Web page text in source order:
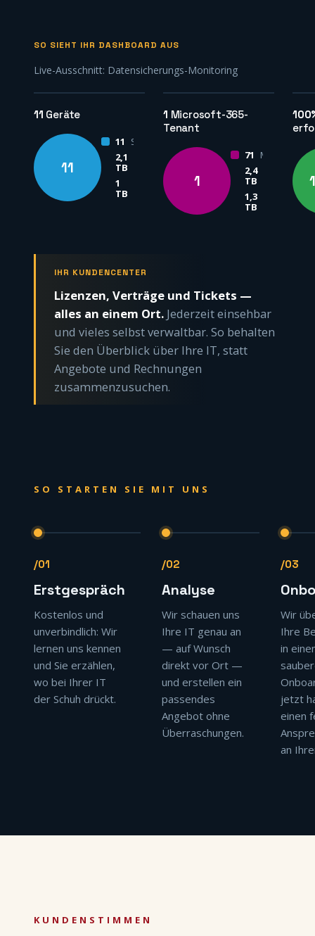
SO SIEHT IHR DASHBOARD AUS
Live-Ausschnitt: Datensicherungs-Monitoring
11 Geräte
11
11
2,1
TB
ausgewählt
1
TB
1 Microsoft-365-
Tenant
1
71
2,4
TB
ausgewählt
1,3
TB
IHR KUNDENCENTER
Lizenzen, Verträge und Tickets —
alles an einem Ort. Jederzeit einsehbar
und vieles selbst verwaltbar. So behalten
Sie den Überblick über Ihre IT, statt
Angebote und Rechnungen
zusammenzusuchen.
SO STARTEN SIE MIT UNS
/01
Erstgespräch
Kostenlos und
unverbindlich: Wir
lernen uns kennen
und Sie erzählen,
wo bei Ihrer IT
der Schuh drückt.
/02
Analyse
Wir schauen uns
Ihre IT genau an
— auf Wunsch
direkt vor Ort —
und erstellen ein
passendes
Angebot ohne
Überraschungen.
/03
Wir
Ihre
in
jetzt
einen
an
KUNDENSTIMMEN